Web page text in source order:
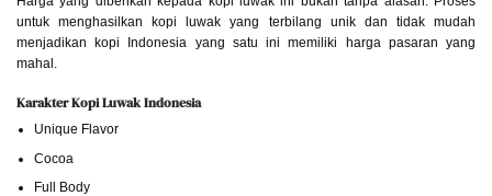
untuk menghasilkan kopi luwak yang terbilang unik dan tidak mudah
menjadikan kopi Indonesia yang satu ini memiliki harga pasaran yang
mahal.
Karakter Kopi Luwak Indonesia
Unique Flavor
Cocoa
Full Body